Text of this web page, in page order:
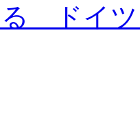
る ドイ